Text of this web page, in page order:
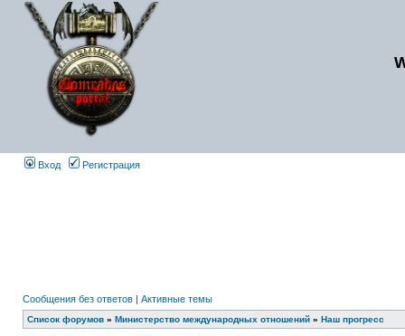
Вход Регистрация
Сообщения без ответов | Активные темы
Список форумов » Министерство международных отношений » Наш прогресс